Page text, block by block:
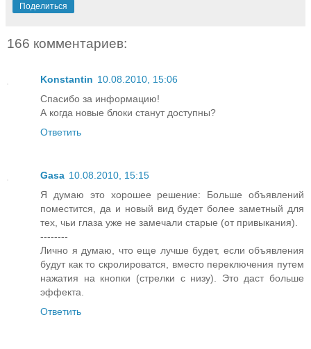
Поделиться
166 комментариев:
Konstantin 10.08.2010, 15:06
Спасибо за информацию!
А когда новые блоки станут доступны?
Ответить
Gasa 10.08.2010, 15:15
Я думаю это хорошее решение: Больше объявлений
поместится, да и новый вид будет более заметный для
тех, чьи глаза уже не замечали старые (от привыкания).
--------
Лично я думаю, что еще лучше будет, если объявления
будут как то скролироватся, вместо переключения путем
нажатия на кнопки (стрелки с низу). Это даст больше
эффекта.
Ответить